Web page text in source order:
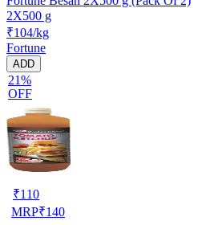
2X500 g
₹104/kg
Fortune
ADD
21%
OFF
₹110
MRP₹140